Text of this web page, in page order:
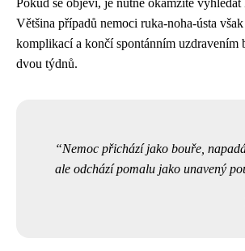
Pokud se objeví, je nutné okamžitě
Většina případů nemoci ruka-noha-ústa
komplikací a končí spontánním uzdravením
dvou týdnů.
Nemoc přichází jako bouře,
ale odchází pomalu jako unavený